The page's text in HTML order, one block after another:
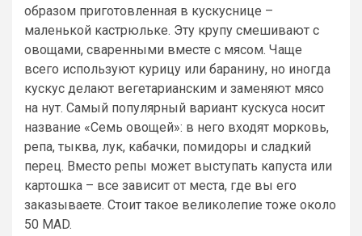
образом приготовленная в кускуснице –
маленькой кастрюльке. Эту крупу смешивают с
овощами, сваренными вместе с мясом. Чаще
всего используют курицу или баранину, но иногда
кускус делают вегетарианским и заменяют мясо
на нут. Самый популярный вариант кускуса носит
название «Семь овощей»: в него входят морковь,
репа, тыква, лук, кабачки, помидоры и сладкий
перец. Вместо репы может выступать капуста или
картошка – все зависит от места, где вы его
заказываете. Стоит такое великолепие тоже около
50 MAD.